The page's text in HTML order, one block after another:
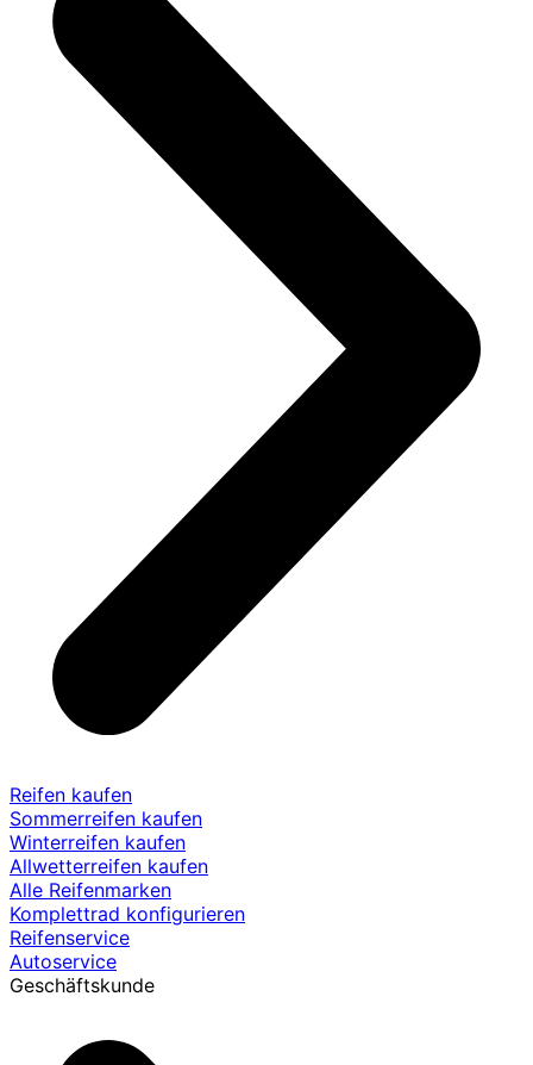
Reifen kaufen
Sommerreifen kaufen
Winterreifen kaufen
Allwetterreifen kaufen
Alle Reifenmarken
Komplettrad konfigurieren
Reifenservice
Autoservice
Geschäftskunde